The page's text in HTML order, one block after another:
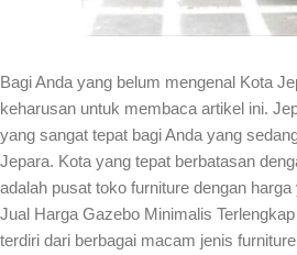
Bagi Anda yang belum mengenal Kota
keharusan untuk membaca artikel ini.
yang sangat tepat bagi Anda yang
Jepara. Kota yang tepat berbatasan
adalah pusat toko furniture dengan
Jual Harga Gazebo Minimalis
terdiri dari berbagai macam jenis